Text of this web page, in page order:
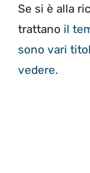
Se si è alla
trattano il
sono vari
vedere.